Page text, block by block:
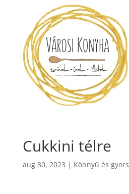
Cukkini télre
aug 30, 2023 | Könnyű és gyors